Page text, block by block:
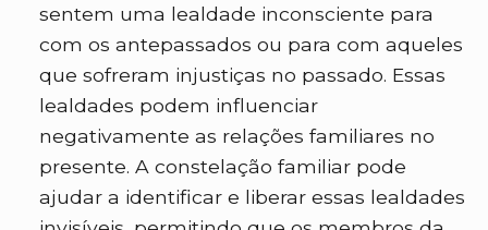
sentem uma lealdade inconsciente para
com os antepassados ou para com aqueles
que sofreram injustiças no passado. Essas
lealdades podem influenciar
negativamente as relações familiares no
presente. A constelação familiar pode
ajudar a identificar e liberar essas lealdades